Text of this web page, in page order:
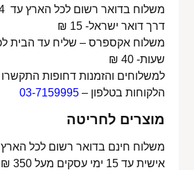
דרך דואר ישראל- 15 ₪
שעות- 40 ₪
למשלוחים והזמנות דחופות התקשרו
הלקוחות בטלפון –03-7159995
מוצרים לחריטה
משלוח חינם בדואר רשום לכל הארץ
אישית עד 15 ימי עסקים מעל 350 ₪